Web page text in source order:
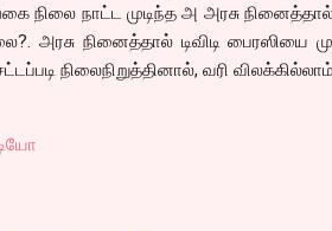
நிலை நாட்ட முடிந்த அ அரசு
அரசு நினைத்தால் டிவிடி பைரஸியை
நிலைநிறுத்தினால், வரி